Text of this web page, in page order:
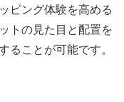
ピング体験を高める
トの見た目と配置を
ることが可能です。